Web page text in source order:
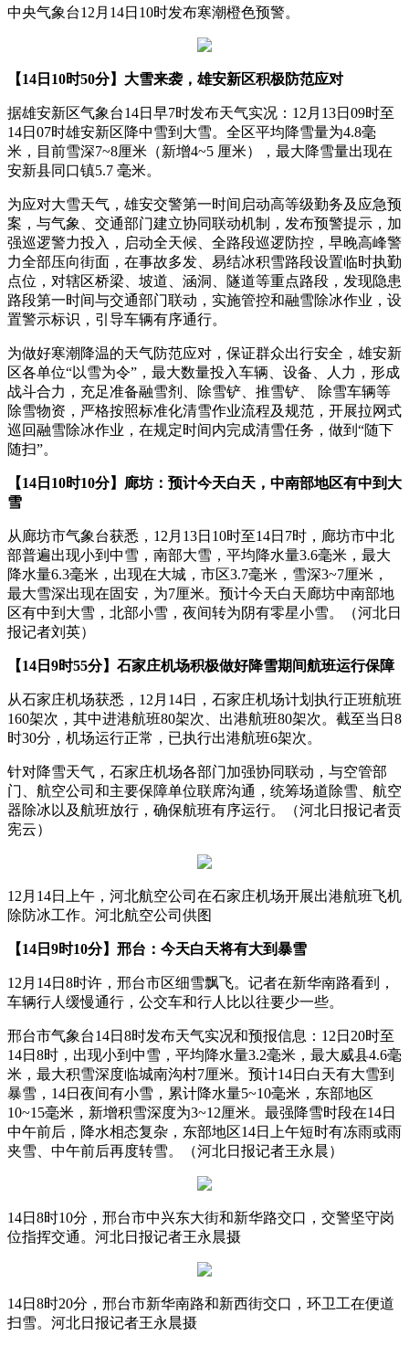
中央气象台12月14日10时发布寒潮橙色预警。
【14日10时50分】大雪来袭，雄安新区积极防范应对
据雄安新区气象台14日早7时发布天气实况：12月13日09时至
14日07时雄安新区降中雪到大雪。全区平均降雪量为4.8毫
米，目前雪深7~8厘米（新增4~5 厘米），最大降雪量出现在
安新县同口镇5.7 毫米。
为应对大雪天气，雄安交警第一时间启动高等级勤务及应急预
案，与气象、交通部门建立协同联动机制，发布预警提示，加
强巡逻警力投入，启动全天候、全路段巡逻防控，早晚高峰警
力全部压向街面，在事故多发、易结冰积雪路段设置临时执勤
点位，对辖区桥梁、坡道、涵洞、隧道等重点路段，发现隐患
路段第一时间与交通部门联动，实施管控和融雪除冰作业，设
置警示标识，引导车辆有序通行。
为做好寒潮降温的天气防范应对，保证群众出行安全，雄安新
区各单位“以雪为令”，最大数量投入车辆、设备、人力，形成
战斗合力，充足准备融雪剂、除雪铲、推雪铲、 除雪车辆等
除雪物资，严格按照标准化清雪作业流程及规范，开展拉网式
巡回融雪除冰作业，在规定时间内完成清雪任务，做到“随下
随扫”。
【14日10时10分】廊坊：预计今天白天，中南部地区有中到大
雪
从廊坊市气象台获悉，12月13日10时至14日7时，廊坊市中北
部普遍出现小到中雪，南部大雪，平均降水量3.6毫米，最大
降水量6.3毫米，出现在大城，市区3.7毫米，雪深3~7厘米，
最大雪深出现在固安，为7厘米。预计今天白天廊坊中南部地
区有中到大雪，北部小雪，夜间转为阴有零星小雪。（河北日
报记者刘英）
【14日9时55分】石家庄机场积极做好降雪期间航班运行保障
从石家庄机场获悉，12月14日，石家庄机场计划执行正班航班
160架次，其中进港航班80架次、出港航班80架次。截至当日8
时30分，机场运行正常，已执行出港航班6架次。
针对降雪天气，石家庄机场各部门加强协同联动，与空管部
门、航空公司和主要保障单位联席沟通，统筹场道除雪、航空
器除冰以及航班放行，确保航班有序运行。（河北日报记者贡
宪云）
12月14日上午，河北航空公司在石家庄机场开展出港航班飞机
除防冰工作。河北航空公司供图
【14日9时10分】邢台：今天白天将有大到暴雪
12月14日8时许，邢台市区细雪飘飞。记者在新华南路看到，
车辆行人缓慢通行，公交车和行人比以往要少一些。
邢台市气象台14日8时发布天气实况和预报信息：12日20时至
14日8时，出现小到中雪，平均降水量3.2毫米，最大威县4.6毫
米，最大积雪深度临城南沟村7厘米。预计14日白天有大雪到
暴雪，14日夜间有小雪，累计降水量5~10毫米，东部地区
10~15毫米，新增积雪深度为3~12厘米。最强降雪时段在14日
中午前后，降水相态复杂，东部地区14日上午短时有冻雨或雨
夹雪、中午前后再度转雪。（河北日报记者王永晨）
14日8时10分，邢台市中兴东大街和新华路交口，交警坚守岗
位指挥交通。河北日报记者王永晨摄
14日8时20分，邢台市新华南路和新西街交口，环卫工在便道
扫雪。河北日报记者王永晨摄